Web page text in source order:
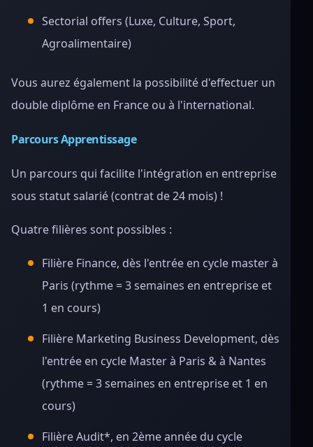
Sectorial offers (Luxe, Culture, Sport,
Agroalimentaire)
Vous aurez également la possibilité d'effectuer un
double diplôme en France ou à l'international.
Parcours Apprentissage
Un parcours qui facilite l'intégration en entreprise
sous statut salarié (contrat de 24 mois) !
Quatre filières sont possibles :
Filière Finance, dès l'entrée en cycle master à
Paris (rythme = 3 semaines en entreprise et
1 en cours)
Filière Marketing Business Development, dès
l'entrée en cycle Master à Paris & à Nantes
(rythme = 3 semaines en entreprise et 1 en
cours)
Filière Audit*, en 2ème année du cycle